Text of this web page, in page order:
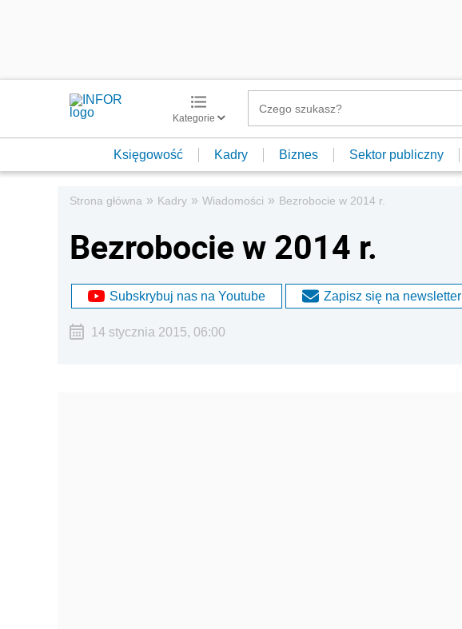
Kategorie
Księgowość Kadry Biznes Sektor publiczny
Strona główna » Kadry » Wiadomości » Bezrobocie w 2014 r.
Bezrobocie w 2014 r.
Subskrybuj nas na Youtube Zapisz się na newsletter
14 stycznia 2015, 06:00